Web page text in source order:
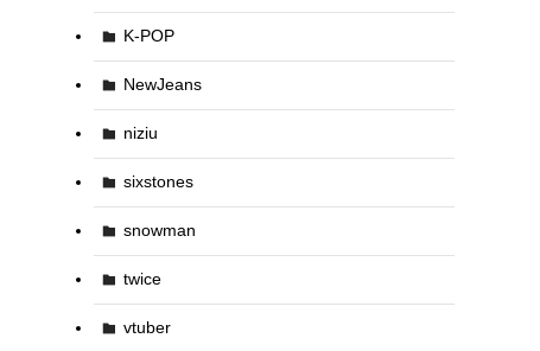
K-POP
NewJeans
niziu
sixstones
snowman
twice
vtuber